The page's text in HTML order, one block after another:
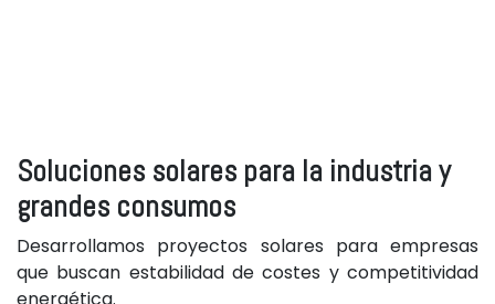
Soluciones solares para la industria y
grandes consumos
Desarrollamos proyectos solares para empresas
que buscan estabilidad de costes y competitividad
energética.